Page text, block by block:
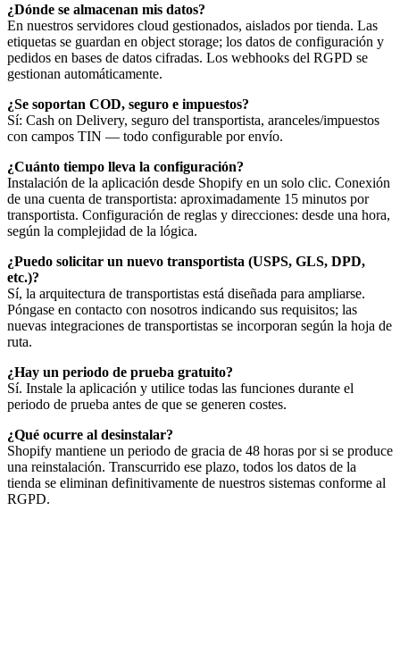
¿Dónde se almacenan mis datos?
En nuestros servidores cloud gestionados, aislados por tienda. Las
etiquetas se guardan en object storage; los datos de configuración y
pedidos en bases de datos cifradas. Los webhooks del RGPD se
gestionan automáticamente.
¿Se soportan COD, seguro e impuestos?
Sí: Cash on Delivery, seguro del transportista, aranceles/impuestos
con campos TIN — todo configurable por envío.
¿Cuánto tiempo lleva la configuración?
Instalación de la aplicación desde Shopify en un solo clic. Conexión
de una cuenta de transportista: aproximadamente 15 minutos por
transportista. Configuración de reglas y direcciones: desde una hora,
según la complejidad de la lógica.
¿Puedo solicitar un nuevo transportista (USPS, GLS, DPD,
etc.)?
Sí, la arquitectura de transportistas está diseñada para ampliarse.
Póngase en contacto con nosotros indicando sus requisitos; las
nuevas integraciones de transportistas se incorporan según la hoja de
ruta.
¿Hay un periodo de prueba gratuito?
Sí. Instale la aplicación y utilice todas las funciones durante el
periodo de prueba antes de que se generen costes.
¿Qué ocurre al desinstalar?
Shopify mantiene un periodo de gracia de 48 horas por si se produce
una reinstalación. Transcurrido ese plazo, todos los datos de la
tienda se eliminan definitivamente de nuestros sistemas conforme al
RGPD.